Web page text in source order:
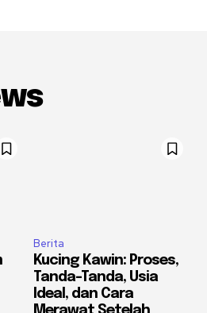
Berita
Kucing Kawin: Proses,
Tanda-Tanda, Usia
Ideal, dan Cara